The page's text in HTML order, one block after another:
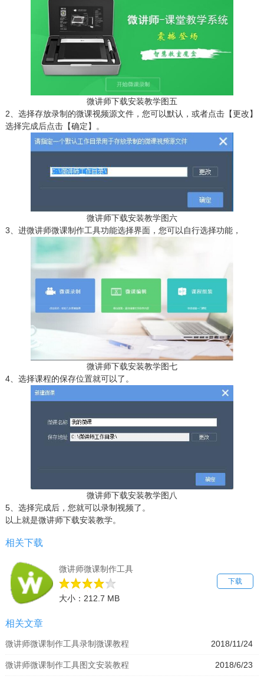
微讲师下载安装教学图五
2、选择存放录制的微课视频源文件，您可以默认，或者点击【更改】
选择完成后点击【确定】。
微讲师下载安装教学图六
3、进微讲师微课制作工具功能选择界面，您可以自行选择功能，
微讲师下载安装教学图七
4、选择课程的保存位置就可以了。
微讲师下载安装教学图八
5、选择完成后，您就可以录制视频了。
以上就是微讲师下载安装教学。
相关下载
下载
微讲师微课制作工具
大小：212.7 MB
相关文章
2018/11/24
微讲师微课制作工具录制微课教程
2018/6/23
微讲师微课制作工具图文安装教程